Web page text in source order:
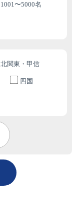
1001〜5000名
北関東・甲信
四国